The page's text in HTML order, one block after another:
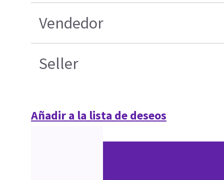
Vendedor
Seller
Añadir a la lista de deseos